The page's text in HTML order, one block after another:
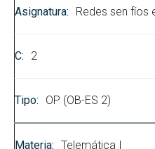
Redes sen
2
OP (OB-ES 2)
Telemática I